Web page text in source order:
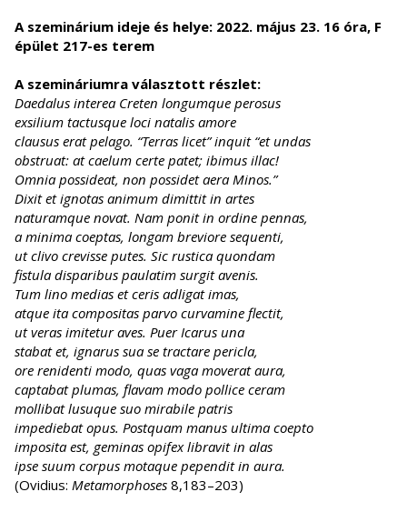
A szeminárium ideje és helye: 2022. május 23. 16 óra, F
épület 217-es terem
A szemináriumra választott részlet:
Daedalus interea Creten longumque perosus
exsilium tactusque loci natalis amore
clausus erat pelago. “Terras licet” inquit “et undas
obstruat: at caelum certe patet; ibimus illac!
Omnia possideat, non possidet aera Minos.”
Dixit et ignotas animum dimittit in artes
naturamque novat. Nam ponit in ordine pennas,
a minima coeptas, longam breviore sequenti,
ut clivo crevisse putes. Sic rustica quondam
fistula disparibus paulatim surgit avenis.
Tum lino medias et ceris adligat imas,
atque ita compositas parvo curvamine flectit,
ut veras imitetur aves. Puer Icarus una
stabat et, ignarus sua se tractare pericla,
ore renidenti modo, quas vaga moverat aura,
captabat plumas, flavam modo pollice ceram
mollibat lusuque suo mirabile patris
impediebat opus. Postquam manus ultima coepto
imposita est, geminas opifex libravit in alas
ipse suum corpus motaque pependit in aura.
(Ovidius: Metamorphoses 8,183–203)